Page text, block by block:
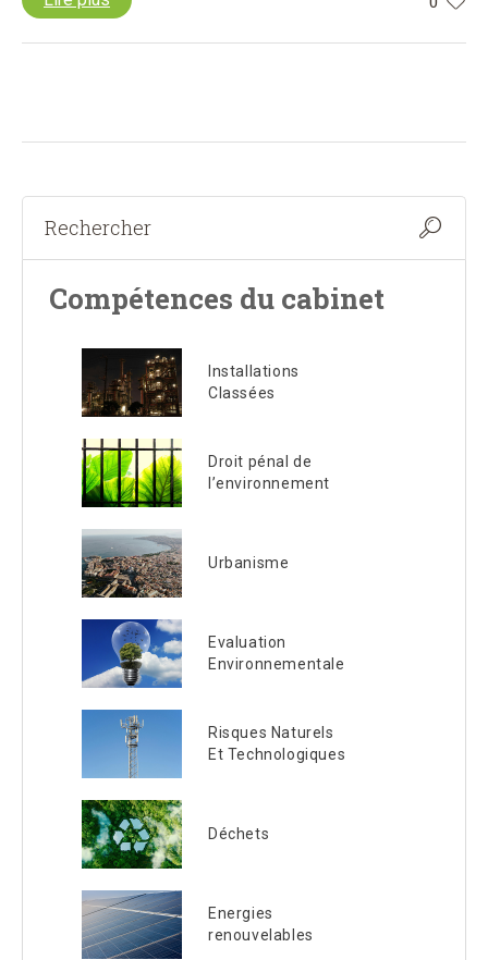
Compétences du cabinet
Installations
Classées
Droit pénal de
l’environnement
Urbanisme
Evaluation
Environnementale
Risques Naturels
Et Technologiques
Déchets
Energies
renouvelables